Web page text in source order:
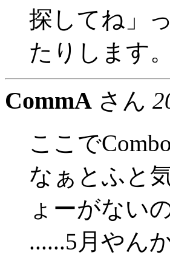
探してね」
たりします。
CommA さん
ここで
なぁとふと
ょーがない
......5月やん